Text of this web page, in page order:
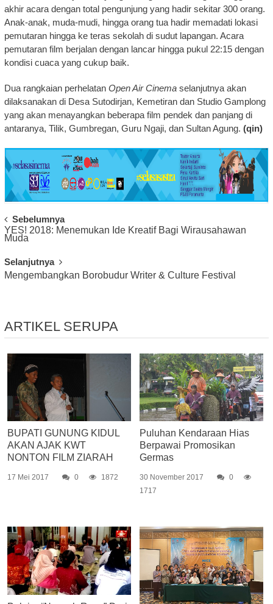
akhir acara dengan total pengunjung yang hadir sekitar 300 orang.
Anak-anak, muda-mudi, hingga orang tua hadir memadati lokasi
pemutaran hingga ke teras sekolah di sudut lapangan. Acara
pemutaran film berjalan dengan lancar hingga pukul 22:15 dengan
kondisi cuaca yang cukup baik.
Dua rangkaian perhelatan Open Air Cinemaselanjutnya akan
dilaksanakan di Desa Sutodirjan, Kemetiran dan Studio Gamplong
yang akan menayangkan beberapa film pendek dan panjang di
antaranya, Tilik, Gumbregan, Guru Ngaji, dan Sultan Agung. (qin)
Post
Navigation
Sebelumnya
YES! 2018: Menemukan Ide Kreatif Bagi Wirausahawan
Muda
Selanjutnya
Mengembangkan Borobudur Writer & Culture Festival
ARTIKEL SERUPA
BUPATI GUNUNG KIDUL
AKAN AJAK KWT
NONTON FILM ZIARAH
17 Mei 2017 0 1872
Puluhan Kendaraan Hias
Berpawai Promosikan
Germas
30 November 2017
0
1717